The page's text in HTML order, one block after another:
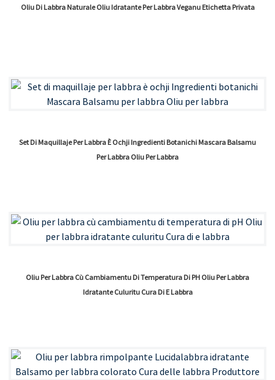
Oliu Di Labbra Naturale Oliu Idratante Per Labbra Veganu Etichetta Privata
Set Di Maquillaje Per Labbra È Ochji Ingredienti Botanichi Mascara Balsamu
Per Labbra Oliu Per Labbra
Oliu Per Labbra Cù Cambiamentu Di Temperatura Di PH Oliu Per Labbra
Idratante Culuritu Cura Di E Labbra